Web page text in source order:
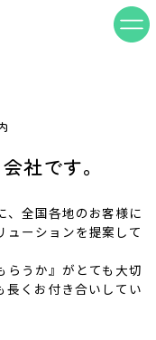
社です。
、全国各地のお客様に
ューションを提案して
らうか』がとても大切
長くお付き合いしてい